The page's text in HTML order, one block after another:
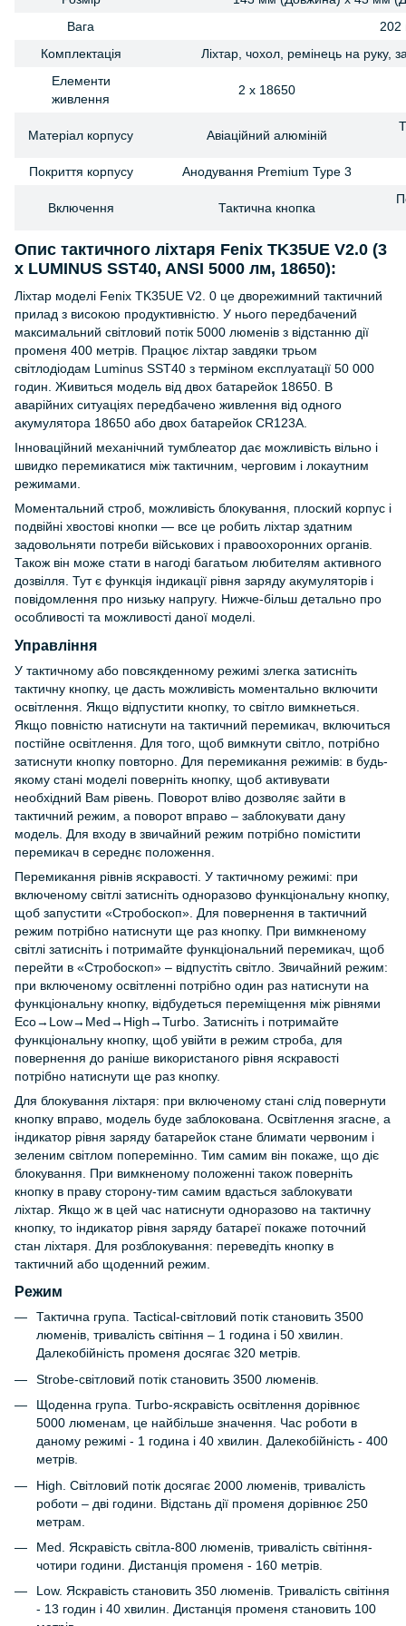
Вага
202
Комплектація
Ліхтар, чохол, ремінець на руку,
Елементи
живлення
2 х 18650
Матеріал корпусу Авіаційний алюміній
Покриття корпусу Анодування Premium Type 3
Включення Тактична кнопка
Опис тактичного ліхтаря Fenix TK35UE V2.0 (3
х LUMINUS SST40, ANSI 5000 лм, 18650):
Ліхтар моделі Fenix TK35UE V2. 0 це дворежимний тактичний
прилад з високою продуктивністю. У нього передбачений
максимальний світловий потік 5000 люменів з відстанню дії
променя 400 метрів. Працює ліхтар завдяки трьом
світлодіодам Luminus SST40 з терміном експлуатації 50 000
годин. Живиться модель від двох батарейок 18650. В
аварійних ситуаціях передбачено живлення від одного
акумулятора 18650 або двох батарейок CR123A.
Інноваційний механічний тумблеатор дає можливість вільно і
швидко перемикатися між тактичним, черговим і локаутним
режимами.
Моментальний строб, можливість блокування, плоский корпус і
подвійні хвостові кнопки — все це робить ліхтар здатним
задовольняти потреби військових і правоохоронних органів.
Також він може стати в нагоді багатьом любителям активного
дозвілля. Тут є функція індикації рівня заряду акумуляторів і
повідомлення про низьку напругу. Нижче-більш детально про
особливості та можливості даної моделі.
Управління
У тактичному або повсякденному режимі злегка затисніть
тактичну кнопку, це дасть можливість моментально включити
освітлення. Якщо відпустити кнопку, то світло вимкнеться.
Якщо повністю натиснути на тактичний перемикач, включиться
постійне освітлення. Для того, щоб вимкнути світло, потрібно
затиснути кнопку повторно. Для перемикання режимів: в будь-
якому стані моделі поверніть кнопку, щоб активувати
необхідний Вам рівень. Поворот вліво дозволяє зайти в
тактичний режим, а поворот вправо – заблокувати дану
модель. Для входу в звичайний режим потрібно помістити
перемикач в середнє положення.
Перемикання рівнів яскравості. У тактичному режимі: при
включеному світлі затисніть одноразово функціональну кнопку,
щоб запустити «Стробоскоп». Для повернення в тактичний
режим потрібно натиснути ще раз кнопку. При вимкненому
світлі затисніть і потримайте функціональний перемикач, щоб
перейти в «Стробоскоп» – відпустіть світло. Звичайний режим:
при включеному освітленні потрібно один раз натиснути на
функціональну кнопку, відбудеться переміщення між рівнями
Eco→Low→Med→High→Turbo. Затисніть і потримайте
функціональну кнопку, щоб увійти в режим строба, для
повернення до раніше використаного рівня яскравості
потрібно натиснути ще раз кнопку.
Для блокування ліхтаря: при включеному стані слід повернути
кнопку вправо, модель буде заблокована. Освітлення згасне, а
індикатор рівня заряду батарейок стане блимати червоним і
зеленим світлом поперемінно. Тим самим він покаже, що діє
блокування. При вимкненому положенні також поверніть
кнопку в праву сторону-тим самим вдасться заблокувати
ліхтар. Якщо ж в цей час натиснути одноразово на тактичну
кнопку, то індикатор рівня заряду батареї покаже поточний
стан ліхтаря. Для розблокування: переведіть кнопку в
тактичний або щоденний режим.
Режим
Тактична група. Tactical-світловий потік становить 3500
люменів, тривалість світіння – 1 година і 50 хвилин.
Далекобійність променя досягає 320 метрів.
Strobe-світловий потік становить 3500 люменів.
Щоденна група. Turbo-яскравість освітлення дорівнює
5000 люменам, це найбільше значення. Час роботи в
даному режимі - 1 година і 40 хвилин. Далекобійність - 400
метрів.
High. Світловий потік досягає 2000 люменів, тривалість
роботи – дві години. Відстань дії променя дорівнює 250
метрам.
Med. Яскравість світла-800 люменів, тривалість світіння-
чотири години. Дистанція променя - 160 метрів.
Low. Яскравість становить 350 люменів. Тривалість світіння
- 13 годин і 40 хвилин. Дистанція променя становить 100